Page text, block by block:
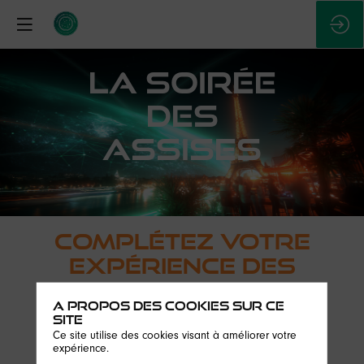
LA SOIRÉE
DES
ASSISES
Complétez votre
expérience des
Assises :
rejoignez-
nous pour
A propos des cookies sur ce
site
Ce site utilise des cookies visant à améliorer votre
expérience.